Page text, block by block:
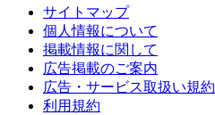
サイトマップ
個人情報について
掲載情報に関して
広告掲載のご案内
広告・サービス取扱い規約
利用規約